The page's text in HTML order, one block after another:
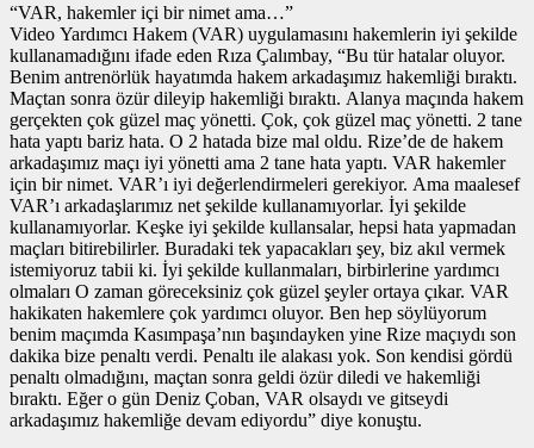
“VAR, hakemler içi bir nimet ama…”
Video Yardımcı Hakem (VAR) uygulamasını hakemlerin iyi şekilde
kullanamadığını ifade eden Rıza Çalımbay, “Bu tür hatalar oluyor.
Benim antrenörlük hayatımda hakem arkadaşımız hakemliği bıraktı.
Maçtan sonra özür dileyip hakemliği bıraktı. Alanya maçında hakem
gerçekten çok güzel maç yönetti. Çok, çok güzel maç yönetti. 2 tane
hata yaptı bariz hata. O 2 hatada bize mal oldu. Rize’de de hakem
arkadaşımız maçı iyi yönetti ama 2 tane hata yaptı. VAR hakemler
için bir nimet. VAR’ı iyi değerlendirmeleri gerekiyor. Ama maalesef
VAR’ı arkadaşlarımız net şekilde kullanamıyorlar. İyi şekilde
kullanamıyorlar. Keşke iyi şekilde kullansalar, hepsi hata yapmadan
maçları bitirebilirler. Buradaki tek yapacakları şey, biz akıl vermek
istemiyoruz tabii ki. İyi şekilde kullanmaları, birbirlerine yardımcı
olmaları O zaman göreceksiniz çok güzel şeyler ortaya çıkar. VAR
hakikaten hakemlere çok yardımcı oluyor. Ben hep söylüyorum
benim maçımda Kasımpaşa’nın başındayken yine Rize maçıydı son
dakika bize penaltı verdi. Penaltı ile alakası yok. Son kendisi gördü
penaltı olmadığını, maçtan sonra geldi özür diledi ve hakemliği
bıraktı. Eğer o gün Deniz Çoban, VAR olsaydı ve gitseydi
arkadaşımız hakemliğe devam ediyordu” diye konuştu.